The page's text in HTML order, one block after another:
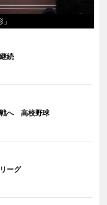
続
へ 高校野球
ーグ